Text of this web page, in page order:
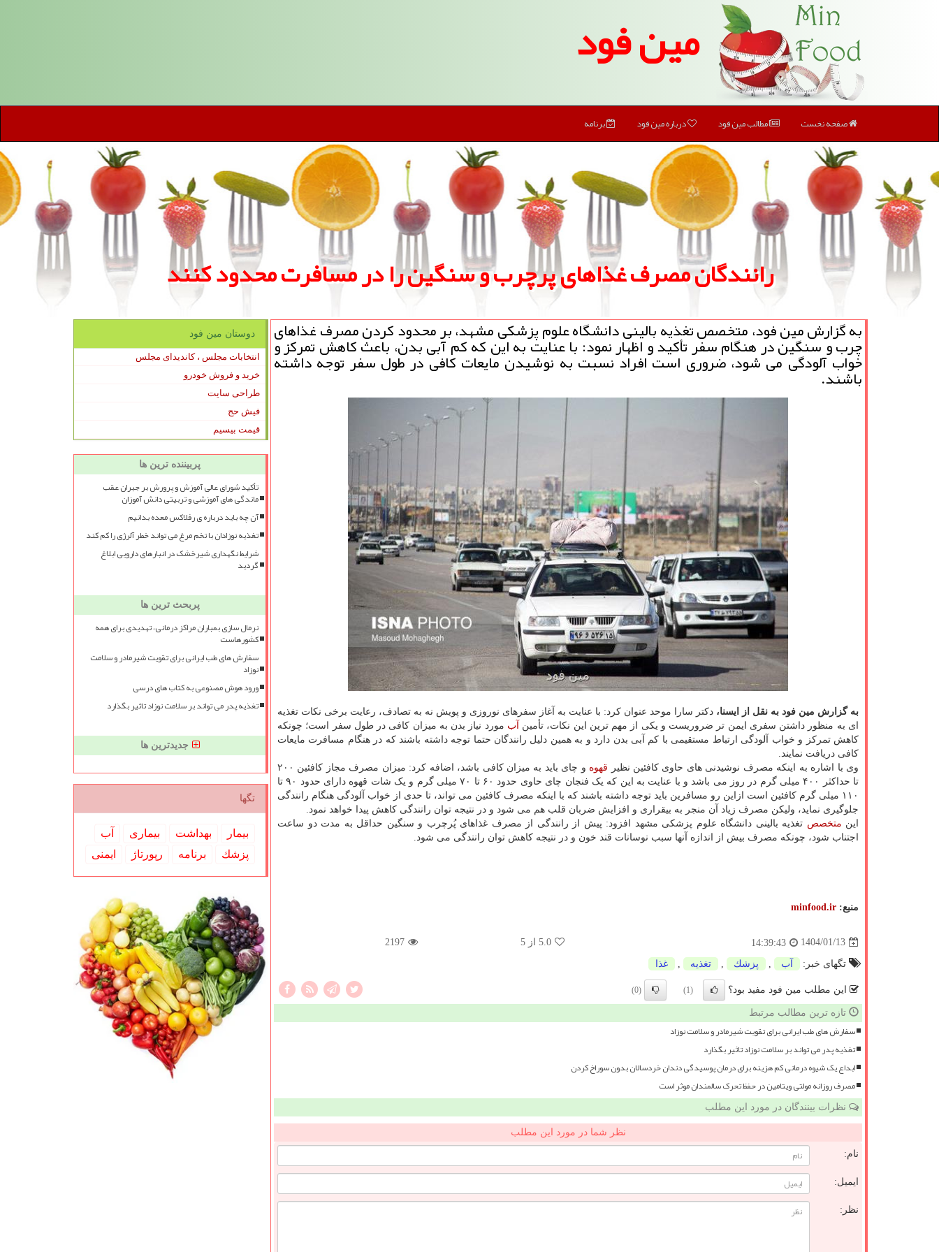
مین فود
صفحه نخست مطالب مین فود درباره مین فود برنامه
رانندگان مصرف غذاهای پرچرب و سنگین را در مسافرت محدود کنند
به گزارش مین فود، متخصص تغذیه بالینی دانشگاه علوم پزشکی مشهد، بر محدود کردن مصرف غذاهای
چرب و سنگین در هنگام سفر تأکید و اظهار نمود: با عنایت به این که کم آبی بدن، باعث کاهش تمرکز و
خواب آلودگی می شود، ضروری است افراد نسبت به نوشیدن مایعات کافی در طول سفر توجه داشته
باشند.
به گزارش مین فود به نقل از ایسنا، دکتر سارا موحد عنوان کرد: با عنایت به آغاز سفرهای نوروزی و پویش نه به تصادف، رعایت برخی نکات تغذیه
ای به منظور داشتن سفری ایمن تر ضروریست و یکی از مهم ترین این نکات، تأمین
آب مورد نیاز بدن به میزان کافی در طول سفر است؛ چونکه
کاهش تمرکز و خواب آلودگی ارتباط مستقیمی با کم آبی بدن دارد و به همین دلیل رانندگان حتما توجه داشته باشند که در هنگام مسافرت مایعات
کافی دریافت نمایند.
وی با اشاره به اینکه مصرف نوشیدنی های حاوی کافئین نظیر قهوه
و چای باید به میزان کافی باشد، اضافه کرد: میزان مصرف مجاز کافئین ۲۰۰
تا حداکثر ۴۰۰ میلی گرم در روز می باشد و با عنایت به این که یک فنجان چای حاوی حدود ۶۰ تا ۷۰ میلی گرم و یک شات قهوه دارای حدود ۹۰ تا
۱۱۰ میلی گرم کافئین است ازاین رو مسافرین باید توجه داشته باشند که با اینکه مصرف کافئین می تواند، تا حدی از خواب آلودگی هنگام رانندگی
جلوگیری نماید، ولیکن مصرف زیاد آن منجر به بیقراری و افزایش ضربان قلب هم می شود و در نتیجه توان رانندگی کاهش پیدا خواهد نمود.
این متخصص تغذیه بالینی دانشگاه علوم پزشکی مشهد افزود: پیش از رانندگی از مصرف غذاهای پُرچرب و سنگین حداقل به مدت دو ساعت
اجتناب شود، چونکه مصرف بیش از اندازه آنها سبب نوسانات قند خون و در نتیجه کاهش توان رانندگی می شود.
منبع: minfood.ir
1404/01/13
14:39:43
5.0 از 5 2197
تگهای خبر: آب پزشك تغذیه غذا
این مطلب مین فود مفید بود؟ (1)
(0)
تازه ترین مطالب مرتبط
سفارش های طب ایرانی برای تقویت شیرمادر و سلامت نوزاد
تغذیه پدر می تواند بر سلامت نوزاد تاثیر بگذارد
ابداع یک شیوه درمانی کم هزینه برای درمان پوسیدگی دندان خردسالان بدون سوراخ کردن
مصرف روزانه مولتی ویتامین در حفظ تحرک سالمندان موثر است
نظرات بینندگان در مورد این مطلب
نظر شما در مورد این مطلب
نام:
ایمیل:
نظر:
دوستان مین فود
انتخابات مجلس ، کاندیدای مجلس
خرید و فروش خودرو
طراحی سایت
فیش حج
قیمت بیسیم
پربیننده ترین ها
تأکید شورای عالی آموزش و پرورش بر جبران عقب
ماندگی های آموزشی و تربیتی دانش آموزان
آن چه باید درباره ی رفلاکس معده بدانیم
تغذیه نوزادان با تخم مرغ می تواند خطر آلرژی را کم کند
شرایط نگهداری شیرخشک در انبارهای دارویی ابلاغ
گردید
پربحث ترین ها
نرمال سازی بمباران مراکز درمانی، تهدیدی برای همه
کشورهاست
سفارش های طب ایرانی برای تقویت شیرمادر و سلامت
نوزاد
ورود هوش مصنوعی به کتاب های درسی
تغذیه پدر می تواند بر سلامت نوزاد تاثیر بگذارد
جدیدترین ها
تگها
بیمار بهداشت بیماری
آب
پزشك
برنامه رپورتاژ ایمنی